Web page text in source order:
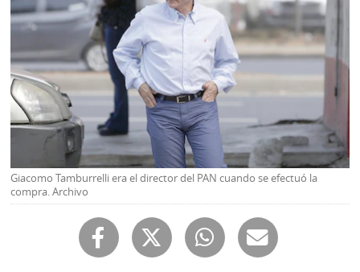
Ponle
la
Firma
Fe
de
erratas
Historias
SERVICIOS
E-
Buscador
Contenido
marcas
Giacomo Tamburrelli era el director del PAN cuando se efectuó la
compra. Archivo